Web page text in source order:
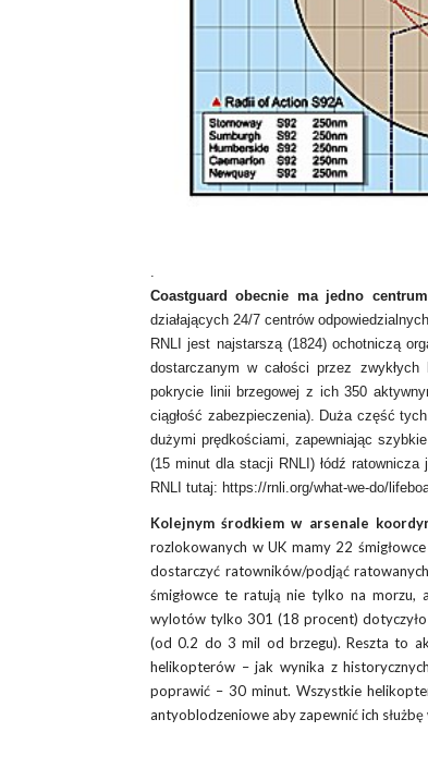
Coastguard obecnie ma jedno
działających 24/7 centrów
RNLI jest najstarszą (1824) ochotniczą
dostarczanym w całości przez
pokrycie linii brzegowej z ich 350
ciągłość zabezpieczenia). Duża część
dużymi prędkościami, zapewniając
(15 minut dla stacji RNLI) łódź
RNLI tutaj: https://rnli.org/what-we-do/
Kolejnym środkiem w arsenale
rozlokowanych w UK mamy 22
dostarczyć ratowników/podjąć
śmigłowce te ratują nie tylko na morzu,
wylotów tylko 301 (18 procent)
(od 0.2 do 3 mil od brzegu). Reszta to
helikopterów – jak wynika z
poprawić – 30 minut. Wszystkie
antyoblodzeniowe aby zapewnić ich